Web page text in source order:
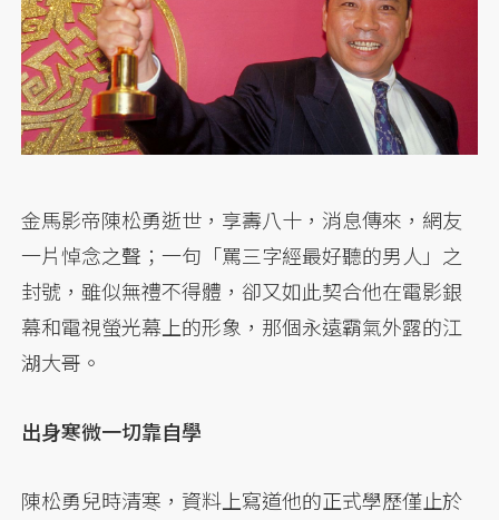
金馬影帝陳松勇逝世，享壽八十，消息傳來，網友
一片悼念之聲；一句「罵三字經最好聽的男人」之
封號，雖似無禮不得體，卻又如此契合他在電影銀
幕和電視螢光幕上的形象，那個永遠霸氣外露的江
湖大哥。
出身寒微一切靠自學
陳松勇兒時清寒，資料上寫道他的正式學歷僅止於